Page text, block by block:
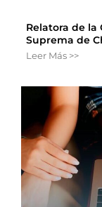
Relatora de la
Suprema de
Leer Más >>